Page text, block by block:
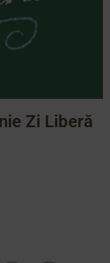
Zi Liberă